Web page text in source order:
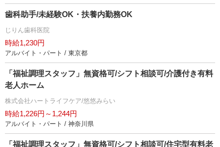
歯科助手/未経験OK・扶養内勤務OK
じりん歯科医院
時給1,230円
アルバイト・パート / 東京都
「福祉調理スタッフ」無資格可/シフト相談可/介護付き有料
老人ホーム
株式会社ハートライフケア/悠悠みらい
時給1,226円～1,244円
アルバイト・パート / 神奈川県
「福祉調理スタッフ」無資格可/シフト相談可/住宅型有料老